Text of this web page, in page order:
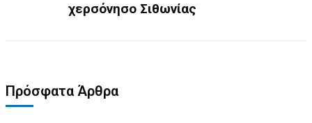
χερσόνησο Σιθωνίας
Πρόσφατα Άρθρα